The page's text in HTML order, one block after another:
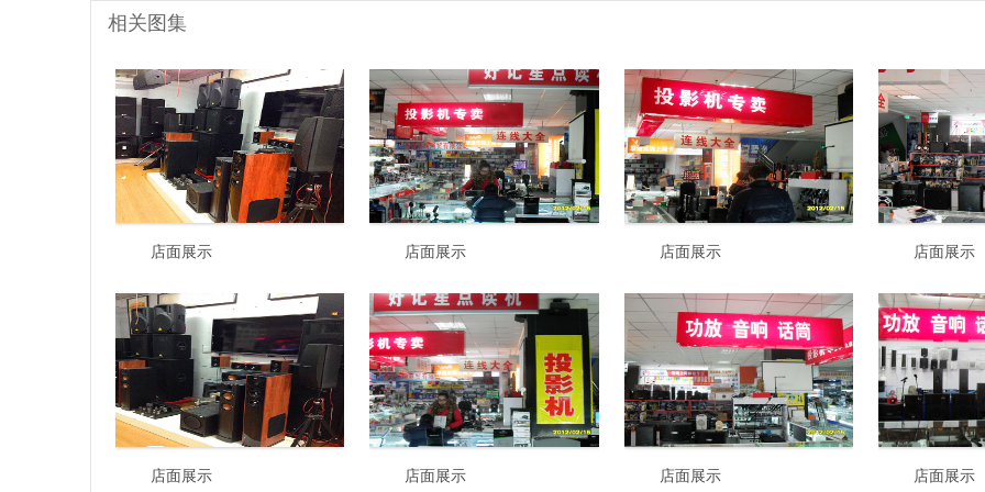
相关图集
店面展示 店面展示 店面展示 店面展示
店面展示 店面展示 店面展示 店面展示